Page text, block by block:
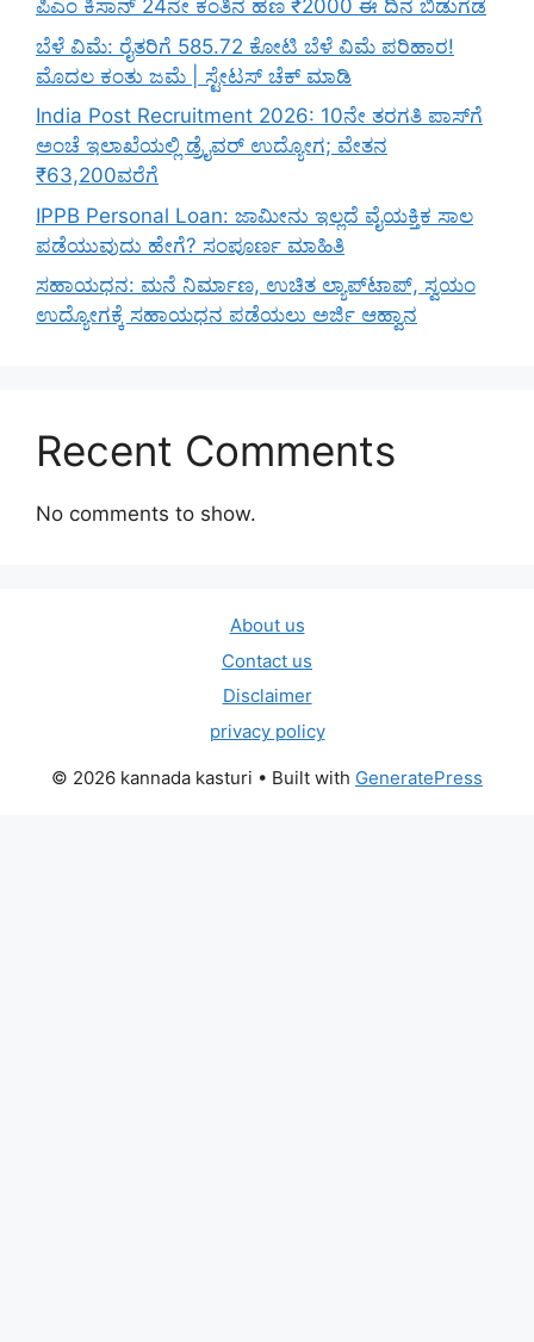
ಪಿಎಂ ಕಿಸಾನ್ 24ನೇ ಕಂತಿನ ಹಣ ₹2000 ಈ ದಿನ ಬಿಡುಗಡೆ
ಬೆಳೆ ವಿಮೆ: ರೈತರಿಗೆ 585.72 ಕೋಟಿ ಬೆಳೆ ವಿಮೆ ಪರಿಹಾರ!
ಮೊದಲ ಕಂತು ಜಮೆ | ಸ್ಟೇಟಸ್ ಚೆಕ್ ಮಾಡಿ
India Post Recruitment 2026: 10ನೇ ತರಗತಿ ಪಾಸ್‌ಗೆ
ಅಂಚೆ ಇಲಾಖೆಯಲ್ಲಿ ಡ್ರೈವರ್ ಉದ್ಯೋಗ; ವೇತನ
₹63,200ವರೆಗೆ
IPPB Personal Loan: ಜಾಮೀನು ಇಲ್ಲದೆ ವೈಯಕ್ತಿಕ ಸಾಲ
ಪಡೆಯುವುದು ಹೇಗೆ? ಸಂಪೂರ್ಣ ಮಾಹಿತಿ
ಸಹಾಯಧನ: ಮನೆ ನಿರ್ಮಾಣ, ಉಚಿತ ಲ್ಯಾಪ್‌ಟಾಪ್, ಸ್ವಯಂ
ಉದ್ಯೋಗಕ್ಕೆ ಸಹಾಯಧನ ಪಡೆಯಲು ಅರ್ಜಿ ಆಹ್ವಾನ
Recent Comments
No comments to show.
About us
Contact us
Disclaimer
privacy policy
© 2026 kannada kasturi • Built with GeneratePress